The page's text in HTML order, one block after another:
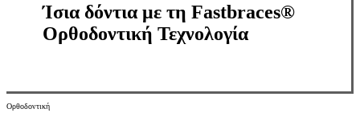
Ίσια δόντια με τη Fastbraces®
Ορθοδοντική Τεχνολογία
Ορθοδοντική